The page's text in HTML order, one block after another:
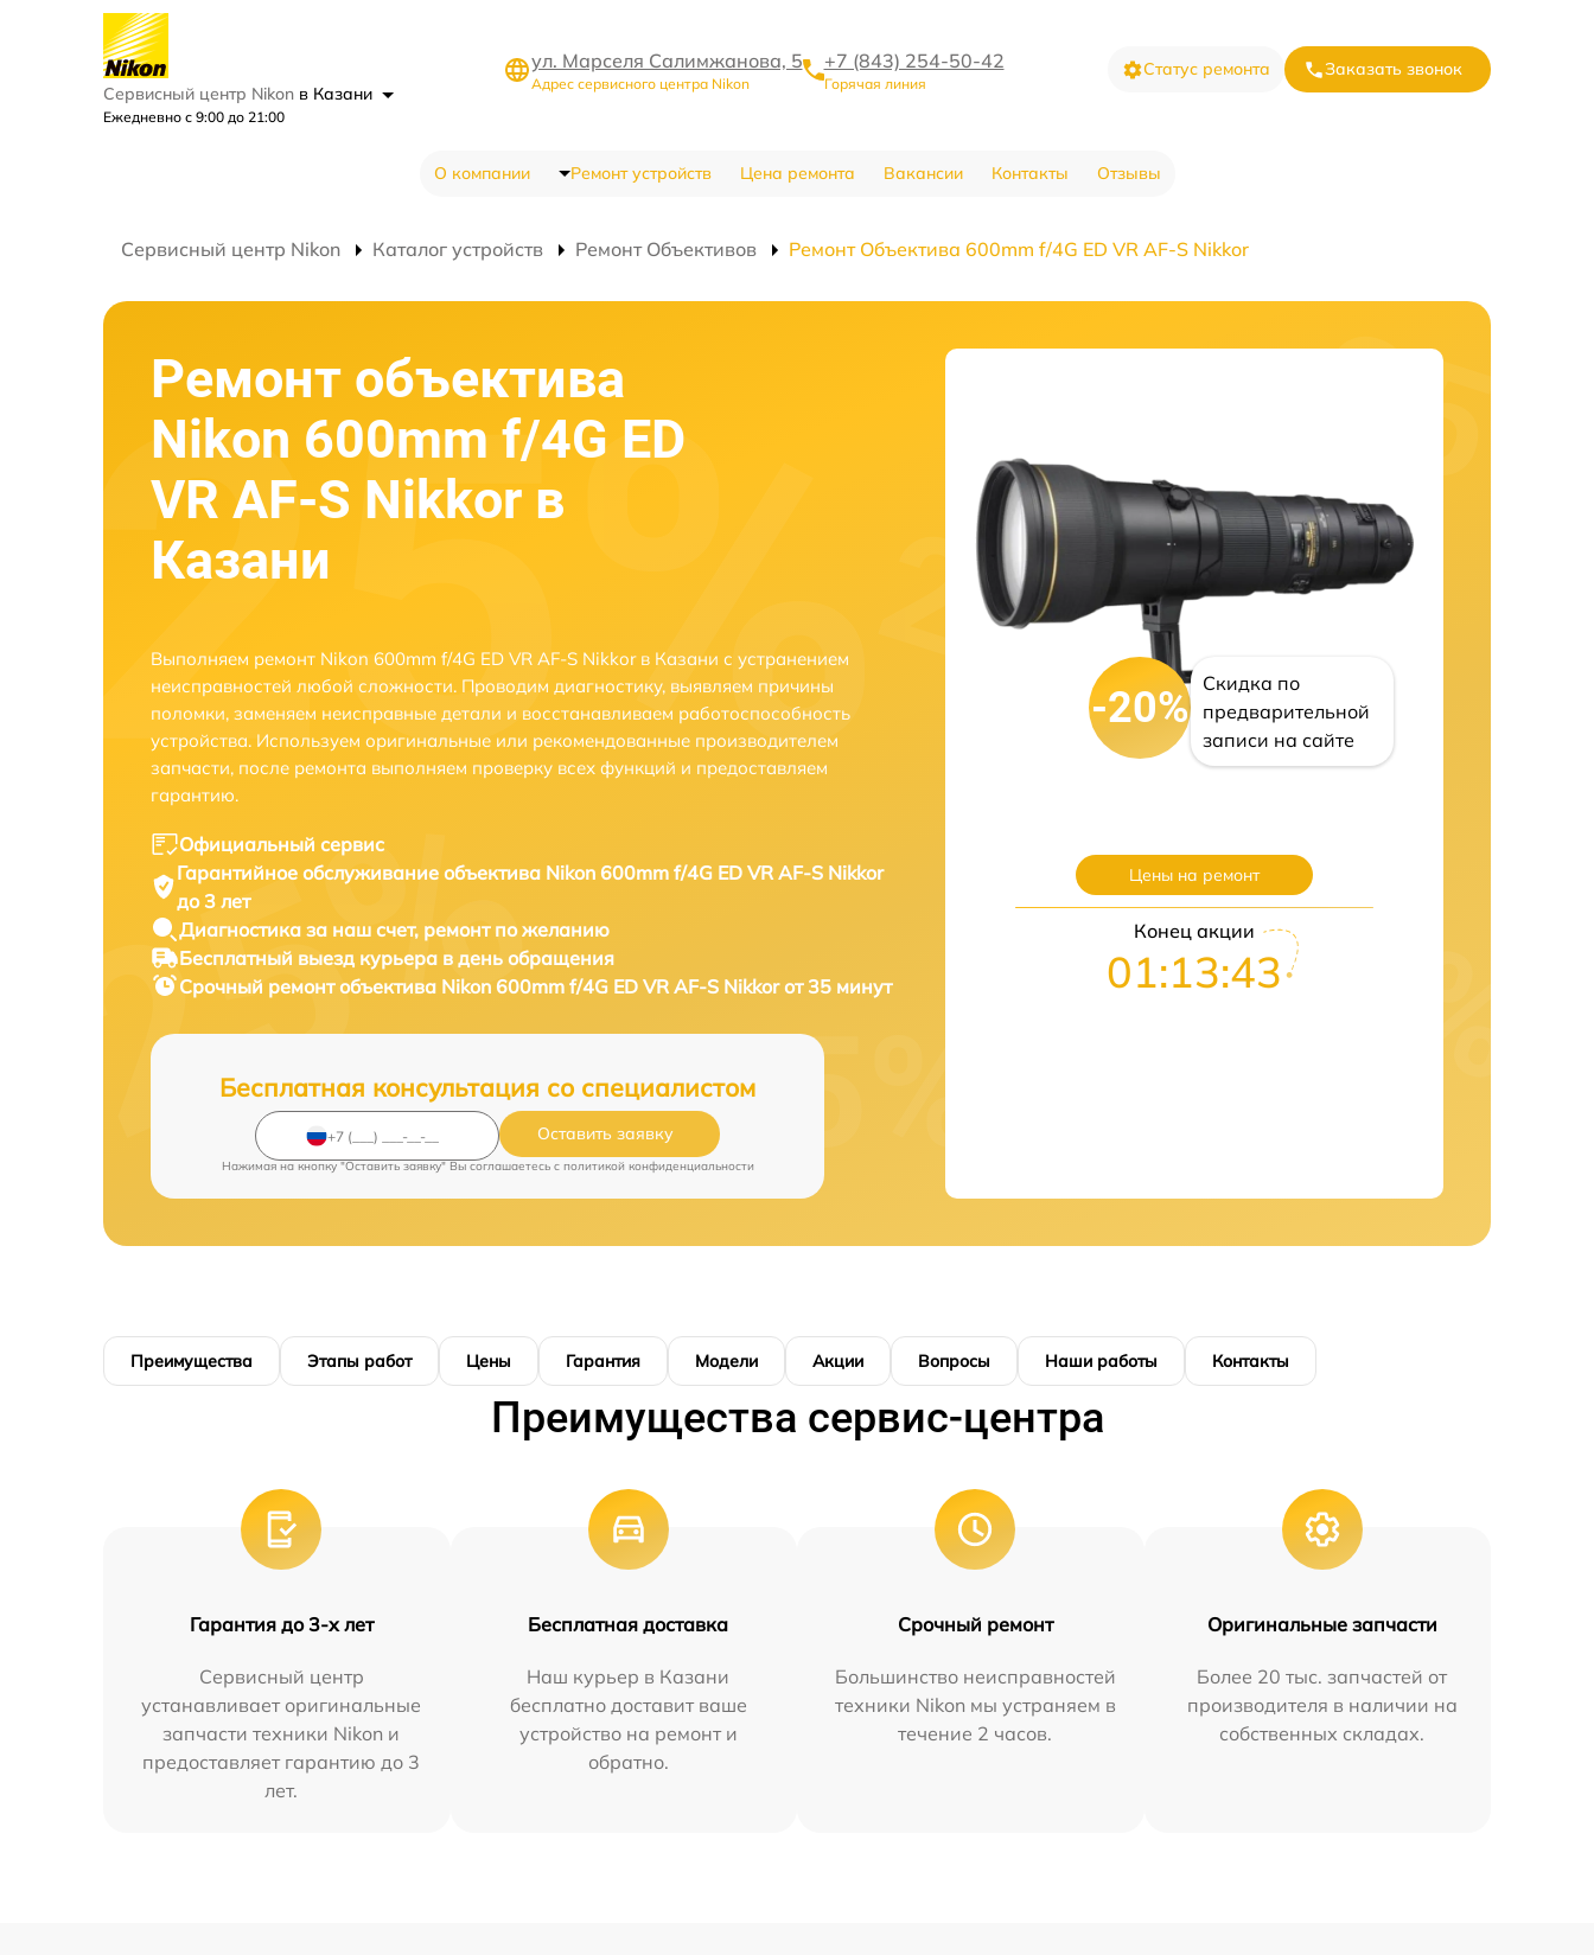
Сервисный центр Nikon в Казани
Ежедневно с 9:00 до 21:00
ул. Марселя Салимжанова, 5
Адрес сервисного центра Nikon
+7 (843) 254-50-42
Горячая линия
Статус ремонта Заказать звонок
О компании Ремонт устройств Цена ремонта Вакансии Контакты Отзывы
Сервисный центр Nikon Каталог устройств Ремонт Объективов Ремонт Объектива 600mm f/4G ED VR AF-S Nikkor
Ремонт объектива
Nikon 600mm f/4G ED
VR AF-S Nikkor в
Казани
Выполняем ремонт Nikon 600mm f/4G ED VR AF-S Nikkor в Казани с устранением
неисправностей любой сложности. Проводим диагностику, выявляем причины
поломки, заменяем неисправные детали и восстанавливаем работоспособность
устройства. Используем оригинальные или рекомендованные производителем
запчасти, после ремонта выполняем проверку всех функций и предоставляем
гарантию.
Официальный сервис
Гарантийное обслуживаниеобъектива Nikon 600mm f/4G ED VR AF-S Nikkor
до 3 лет
Диагностика за наш счет, ремонт по желанию
Бесплатный выезд курьера в день обращения
Срочный ремонтобъектива Nikon 600mm f/4G ED VR AF-S Nikkor от 35 минут
Бесплатная консультация со специалистом
Оставить заявку
Нажимая на кнопку "Оставить заявку" Вы соглашаетесь c политикой конфиденциальности
-20%
Скидка по
предварительной
записи на сайте
Цены на ремонт
Конец акции
01:13:42
Преимущества Этапы работ Цены Гарантия Модели Акции Вопросы Наши работы Контакты
Преимущества сервис-центра
Гарантия до 3-х лет
Сервисный центр
устанавливает оригинальные
запчасти техники Nikon и
предоставляет гарантию до 3
лет.
Бесплатная доставка
Наш курьер в Казани
бесплатно доставит ваше
устройство на ремонт и
обратно.
Срочный ремонт
Большинство неисправностей
техники Nikon мы устраняем в
течение 2 часов.
Оригинальные запчасти
Более 20 тыс. запчастей от
производителя в наличии на
собственных складах.